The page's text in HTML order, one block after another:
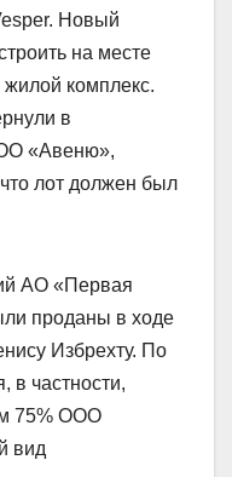
Новый
на месте
комплекс.
в
«Авеню»,
лот должен был
АО «Первая
проданы в ходе
Избрехту. По
частности,
75% ООО
вид